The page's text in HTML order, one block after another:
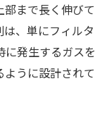
部まで長く伸びて
、単にフィルタ
発生するガスを
うに設計されて